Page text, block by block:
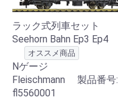
ラック式列車セット
Seehorn Bahn Ep3 Ep4
オススメ商品
Nゲージ
Fleischmann 製品番号:
fl5560001